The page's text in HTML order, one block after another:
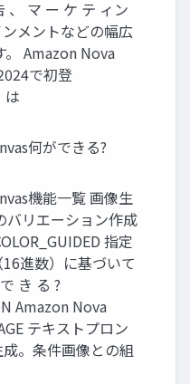
、 マ ー ケ テ ィン
メントなどの幅広
。 Amazon Nova
で初登
は
何ができる?
機能一覧 画像生
バリエーション作成
指定
進数）に基づいて
き る ?
Amazon Nova
テキストプロン
。条件画像との組